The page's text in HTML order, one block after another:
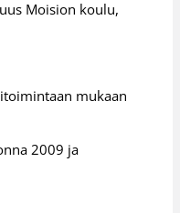
Moision koulu,
mukaan
2009 ja